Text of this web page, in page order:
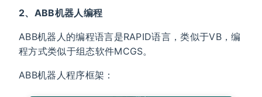
2、ABB机器人编程
ABB机器人的编程语言是RAPID语言，类似于VB，编
程方式类似于组态软件MCGS。
ABB机器人程序框架：